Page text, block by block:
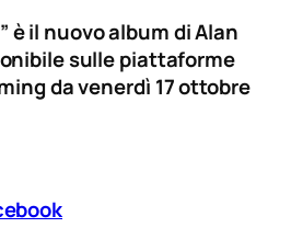
è il nuovo album di Alan
sulle piattaforme
da venerdì 17 ottobre